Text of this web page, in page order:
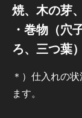
焼、木の芽
・巻物（穴
ろ、三つ葉）
＊）仕入れの
ます。